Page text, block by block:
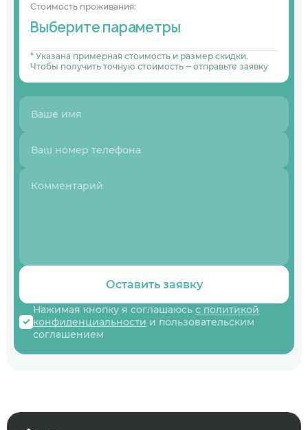
Стоимость проживания:
Выберите параметры
* Указана примерная стоимость и размер скидки.
Чтобы получить точную стоимость ‒ отправьте заявку
Оставить заявку
Нажимая кнопку я соглашаюсь с политикой
конфиденциальности и пользовательским
соглашением